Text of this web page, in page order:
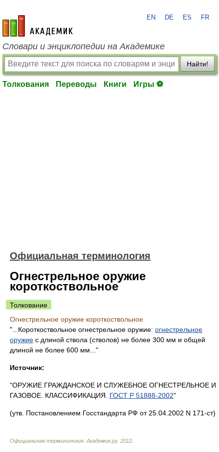
academic.ru
EN DE ES FR
Словари и энциклопедии на Академике
Найти!
Толкования Переводы Книги Игры ⚽
Официальная терминология
Огнестрельное оружие
короткоствольное
Толкование
Огнестрельное оружие короткоствольное
"...Короткоствольное огнестрельное оружие: огнестрельное
оружие с длиной ствола (стволов) не более 300 мм и общей
длиной не более 600 мм..."
Источник:
"ОРУЖИЕ ГРАЖДАНСКОЕ И СЛУЖЕБНОЕ ОГНЕСТРЕЛЬНОЕ И
ГАЗОВОЕ. КЛАССИФИКАЦИЯ. ГОСТ Р 51888-2002"
(утв. Постановлением Госстандарта РФ от 25.04.2002 N 171-ст)
Официальная терминология Академик.ру. 2012